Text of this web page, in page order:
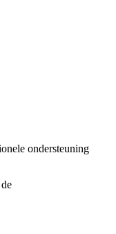
ondersteuning